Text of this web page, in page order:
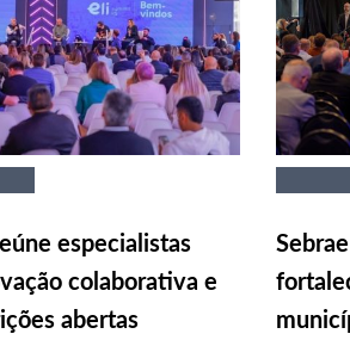
especialistas
colaborativa e
abertas